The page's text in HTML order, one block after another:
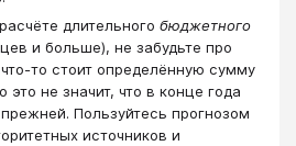
длительного бюджетного
и больше), не забудьте про
то стоит определённую сумму
это не значит, что в конце года
Пользуйтесь прогнозом
источников и